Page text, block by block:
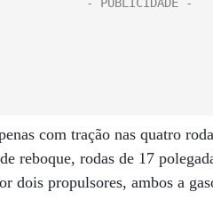
com tração nas quatro
reboque, rodas de 17
dois propulsores, ambos a